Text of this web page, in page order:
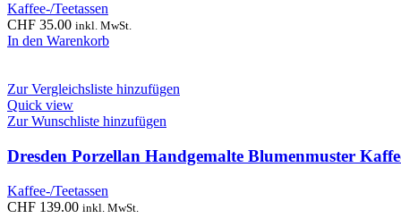
Kaffee-/Teetassen
CHF 35.00 inkl. MwSt.
In den Warenkorb
Zur Vergleichsliste hinzufügen
Quick view
Zur Wunschliste hinzufügen
Dresden Porzellan Handgemalte Blumenmuster
Kaffee-/Teetassen
CHF 139.00 inkl. MwSt.